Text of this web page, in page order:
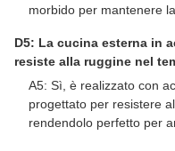
morbido per mantenere
D5: La cucina esterna in
resiste alla ruggine nel
A5: Sì, è realizzato con
progettato per resistere
rendendolo perfetto per